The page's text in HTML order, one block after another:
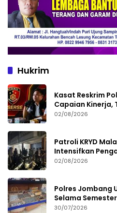
Hukrim
Kasat Reskrim
Capaian Kinerja,
Kritik dan Evaluasi
02/08/2026
Patroli KRYD
Intensifkan
02/08/2026
Polres Jombang
Selama
Diamankan
30/07/2026